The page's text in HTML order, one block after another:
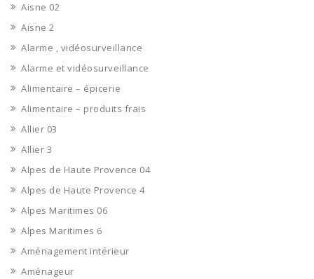
Aisne 02
Aisne 2
Alarme , vidéosurveillance
Alarme et vidéosurveillance
Alimentaire – épicerie
Alimentaire – produits frais
Allier 03
Allier 3
Alpes de Haute Provence 04
Alpes de Haute Provence 4
Alpes Maritimes 06
Alpes Maritimes 6
Aménagement intérieur
Aménageur